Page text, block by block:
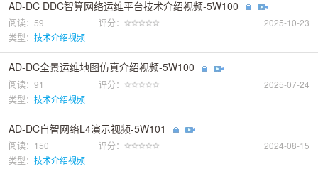
AD-DC DDC智算网络运维平台技术介绍视频-5W100
阅读：59 评分：
2025-10-23
类型： 技术介绍视频
AD-DC全景运维地图仿真介绍视频-5W100
阅读：91 评分：
2025-07-24
类型： 技术介绍视频
AD-DC自智网络L4演示视频-5W101
阅读：150 评分：
2024-08-15
类型： 技术介绍视频